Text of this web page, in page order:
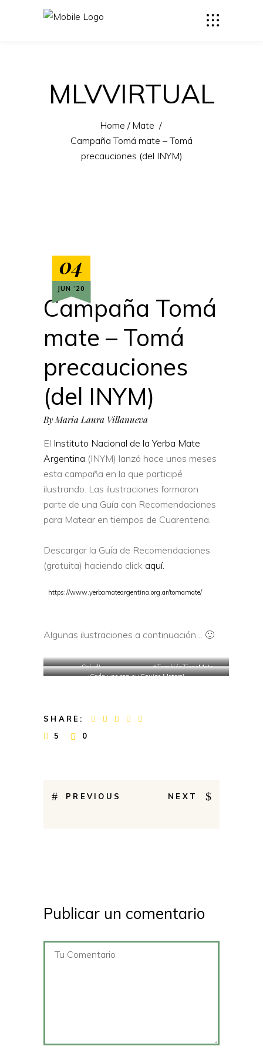
MLVVIRTUAL
Home / Mate /
Campaña Tomá mate – Tomá
precauciones (del INYM)
04
JUN ‘20
Campaña Tomá
mate – Tomá
precauciones
(del INYM)
ByMaria Laura Villanueva
El Instituto Nacional de la Yerba Mate
Argentina (INYM) lanzó hace unos meses
esta campaña en la que participé
ilustrando. Las ilustraciones formaron
parte de una Guía con Recomendaciones
para Matear en tiempos de Cuarentena.
Descargar la Guía de Recomendaciones
(gratuita) haciendo click aquí.
https://www.yerbamateargentina.org.ar/tomamate/
Algunas ilustraciones a continuación… 🙂
¡Salud!
#TambiénTieneMate
¡Cada uno con su Equipo Matero!
SHARE:
5
0
PREVIOUS NEXT
Publicar un comentario